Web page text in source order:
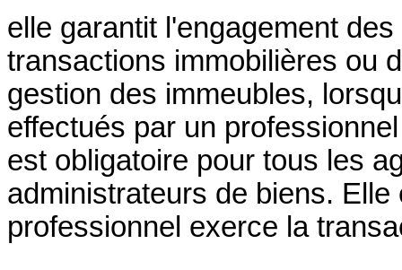
elle garantit l'engagement
transactions immobilières ou
gestion des immeubles,
effectués par un
est obligatoire pour tous les
administrateurs de biens.
professionnel exerce la